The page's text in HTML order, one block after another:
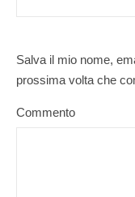
Salva il mio nome,
prossima volta che
Commento